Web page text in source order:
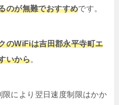
のが無難でおすすめです。
のWiFiは吉田郡永平寺町エ
いから。
により翌日速度制限はかか